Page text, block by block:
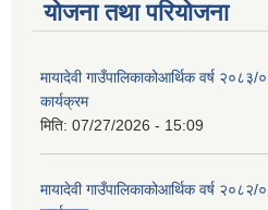
योजना तथा परियोजना
मायादेवी गाउँपालिकाकोआर्थिक वर्ष
कार्यक्रम
मिति: 07/27/2026 - 15:09
मायादेवी गाउँपालिकाकोआर्थिक वर्ष